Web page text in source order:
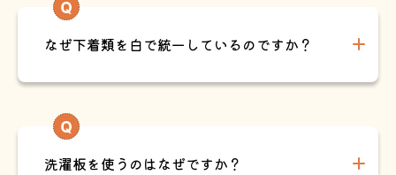
なぜ下着類を白で統一しているのですか？
洗濯板を使うのはなぜですか？